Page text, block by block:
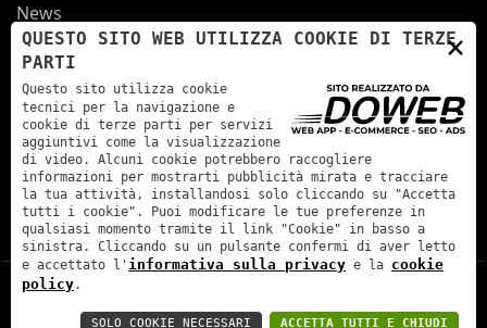
News
Contatti
Info
Viale del Lavoro, 28 - 37036 - San Martino Buon
Albergo, Verona
info@cmgraphicservice.com
+39 045 878 1883
Informativa sulla privacy
×
QUESTO SITO WEB UTILIZZA COOKIE DI TERZE
PARTI
Questo sito utilizza cookie
tecnici per la navigazione e
cookie di terze parti per servizi
aggiuntivi come la visualizzazione
di video. Alcuni cookie potrebbero raccogliere
informazioni per mostrarti pubblicità mirata e tracciare
la tua attività, installandosi solo cliccando su "Accetta
tutti i cookie". Puoi modificare le tue preferenze in
qualsiasi momento tramite il link "Cookie" in basso a
sinistra. Cliccando su un pulsante confermi di aver letto
e accettato l' informativa sulla privacy e la cookie
policy.
ACCETTA TUTTI E CHIUDI
SOLO COOKIE NECESSARI